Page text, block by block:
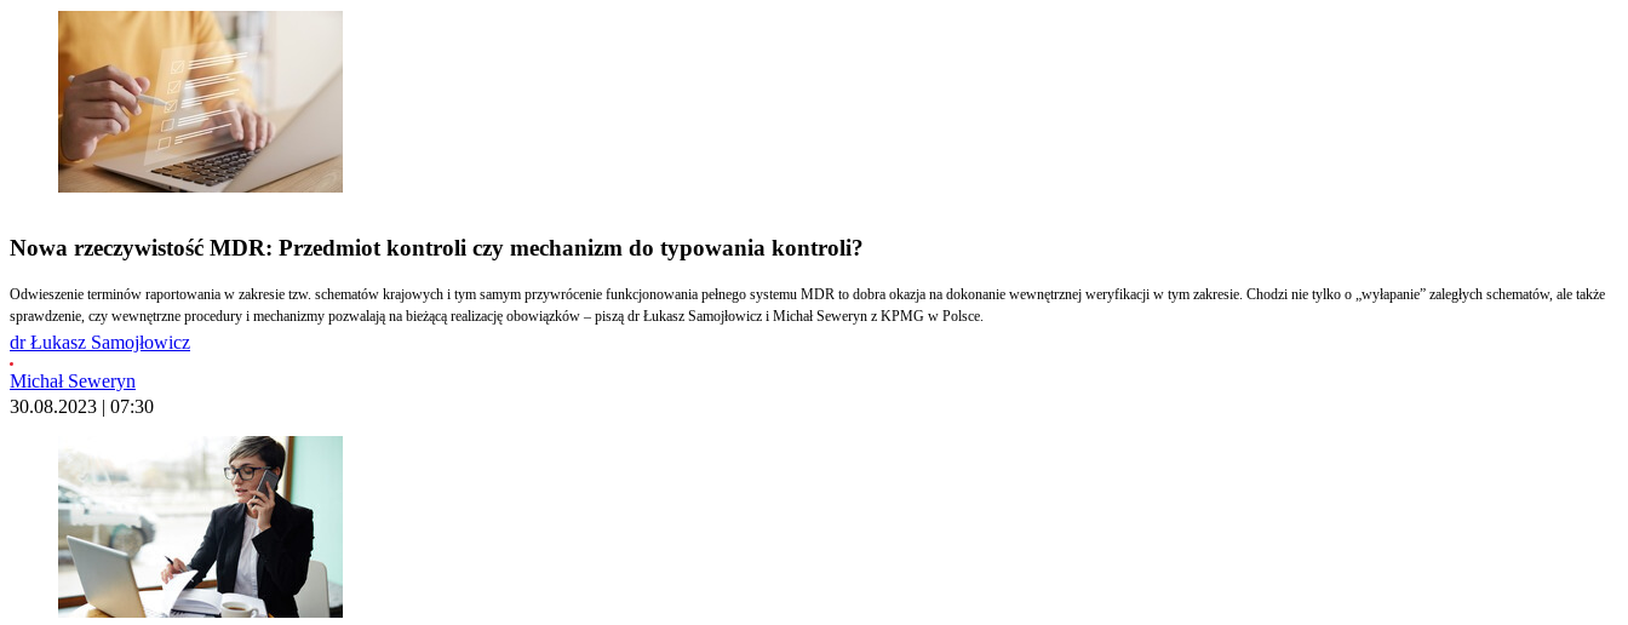
Nowa rzeczywistość MDR: Przedmiot kontroli czy mechanizm do typowania kontroli?
Odwieszenie terminów raportowania w zakresie tzw. schematów krajowych i tym samym przywrócenie funkcjonowania pełnego systemu MDR to dobra okazja na dokonanie wewnętrznej weryfikacji w tym zakresie. Chodzi nie tylko o „wyłapanie” zaległych schematów, ale także
sprawdzenie, czy wewnętrzne procedury i mechanizmy pozwalają na bieżącą realizację obowiązków – piszą dr Łukasz Samojłowicz i Michał Seweryn z KPMG w Polsce.
dr Łukasz Samojłowicz
Michał Seweryn
30.08.2023 | 07:30